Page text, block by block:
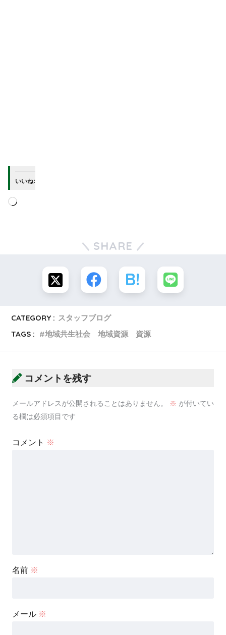
いいね:
SHARE
CATEGORY : スタッフブログ
TAGS :
地域共生社会 地域資源 資源
コメントを残す
メールアドレスが公開されることはありません。 ※ が付いてい
る欄は必須項目です
コメント ※
名前 ※
メール ※